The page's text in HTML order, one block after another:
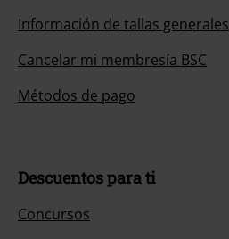
Información de tallas generales
Cancelar mi membresía BSC
Métodos de pago
Descuentos para ti
Concursos